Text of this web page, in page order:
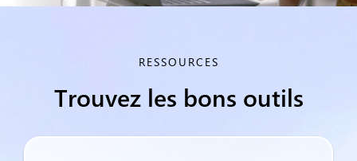
RESSOURCES
Trouvez les bons outils